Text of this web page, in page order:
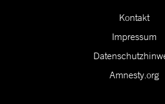
Kontakt
Impressum
Amnesty.org